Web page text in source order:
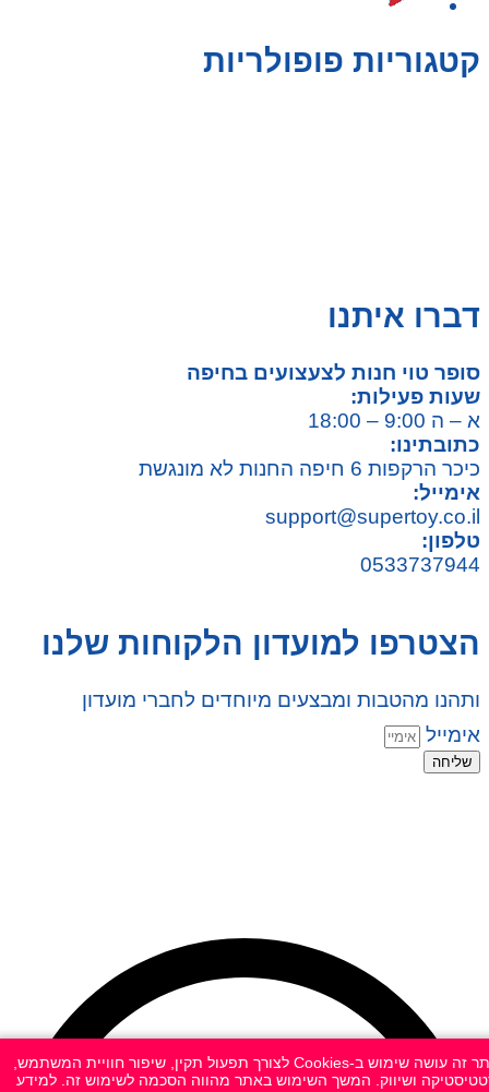
קטגוריות פופולריות
דברו איתנו
סופר טוי חנות לצעצועים בחיפה
שעות פעילות:
א – ה 9:00 – 18:00
כתובתינו:
כיכר הרקפות 6 חיפה החנות לא מונגשת
אימייל:
support@supertoy.co.il
טלפון:
0533737944
הצטרפו למועדון הלקוחות שלנו
ותהנו מהטבות ומבצעים מיוחדים לחברי מועדון
אימייל
שליחה
אתר זה עושה שימוש ב-Cookies לצורך תפעול תקין, שיפור חוויית המשתמש,
ושיווק. המשך השימוש באתר מהווה הסכמה לשימוש זה. למידע